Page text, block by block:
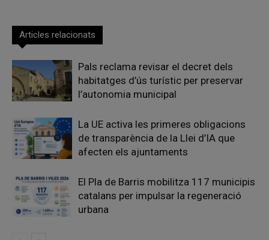
Articles relacionats
Pals reclama revisar el decret dels
habitatges d’ús turístic per preservar
l’autonomia municipal
La UE activa les primeres obligacions
de transparència de la Llei d’IA que
afecten els ajuntaments
El Pla de Barris mobilitza 117 municipis
catalans per impulsar la regeneració
urbana